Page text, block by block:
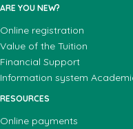
ARE YOU NEW?
Online registration
Value of the Tuition
Financial Support
Information system
RESOURCES
Online payments